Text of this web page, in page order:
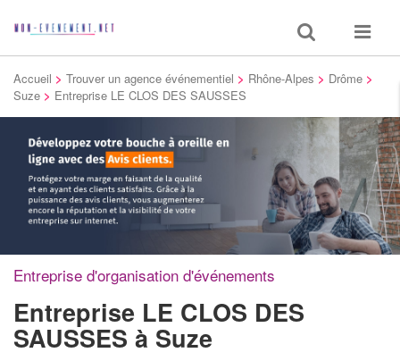
Toggle
search
Toggle
Accueil > Trouver un agence événementiel > Rhône-Alpes > Drôme >
Suze > Entreprise LE CLOS DES SAUSSES
Entreprise d'organisation d'événements
Entreprise LE CLOS DES
SAUSSES à Suze